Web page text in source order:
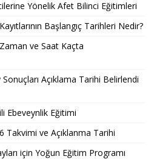
Yönelik Afet Bilinci Eğitimleri
Başlangıç Tarihleri Nedir?
ve Saat Kaçta
Açıklama Tarihi Belirlendi
Ebeveynlik Eğitimi
Takvimi ve Açıklanma Tarihi
için Yoğun Eğitim Programı